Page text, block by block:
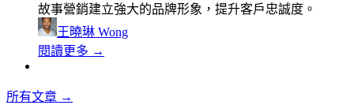
故事營銷建立強大的品牌形象，提升客戶忠誠度。
王曉琳 Wong
閱讀更多 →
所有文章 →